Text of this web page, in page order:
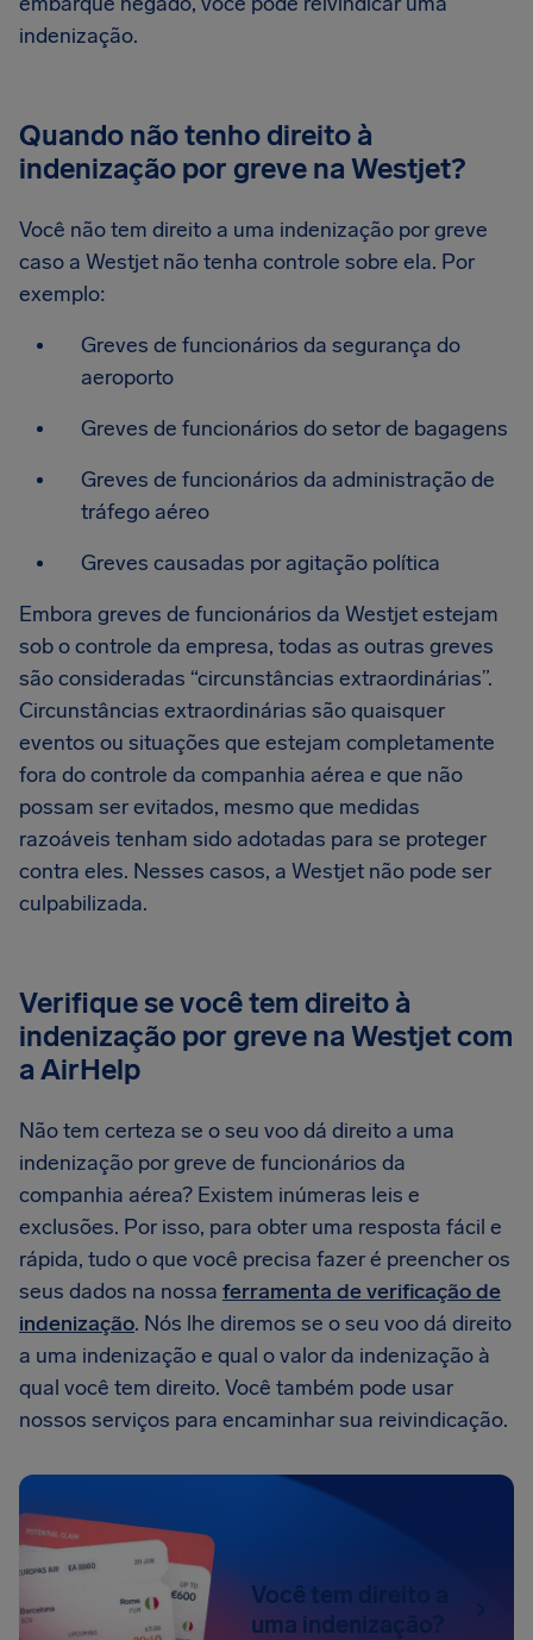
indenização.
Quando não tenho direito à
indenização por greve na Westjet?
Você não tem direito a uma indenização por greve
caso a Westjet não tenha controle sobre ela. Por
exemplo:
Greves de funcionários da segurança do
aeroporto
Greves de funcionários do setor de bagagens
Greves de funcionários da administração de
tráfego aéreo
Greves causadas por agitação política
Embora greves de funcionários da Westjet estejam
sob o controle da empresa, todas as outras greves
são consideradas “circunstâncias extraordinárias”.
Circunstâncias extraordinárias são quaisquer
eventos ou situações que estejam completamente
fora do controle da companhia aérea e que não
possam ser evitados, mesmo que medidas
razoáveis tenham sido adotadas para se proteger
contra eles. Nesses casos, a Westjet não pode ser
culpabilizada.
Verifique se você tem direito à
indenização por greve na Westjet com
a AirHelp
Não tem certeza se o seu voo dá direito a uma
indenização por greve de funcionários da
companhia aérea? Existem inúmeras leis e
exclusões. Por isso, para obter uma resposta fácil e
rápida, tudo o que você precisa fazer é preencher os
seus dados na nossa ferramenta de verificação de
indenização. Nós lhe diremos se o seu voo dá direito
a uma indenização e qual o valor da indenização à
qual você tem direito. Você também pode usar
nossos serviços para encaminhar sua reivindicação.
Você tem direito a
uma indenização?